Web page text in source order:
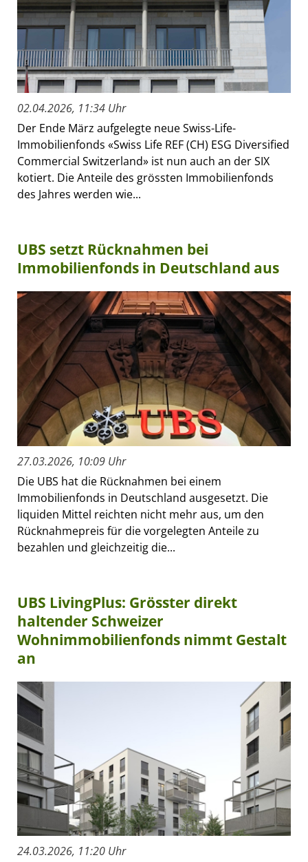
02.04.2026, 11:34 Uhr
Der Ende März aufgelegte neue Swiss-Life-
Immobilienfonds «Swiss Life REF (CH) ESG Diversified
Commercial Switzerland» ist nun auch an der SIX
kotiert. Die Anteile des grössten Immobilienfonds
des Jahres werden wie...
UBS setzt Rücknahmen bei
Immobilienfonds in Deutschland aus
27.03.2026, 10:09 Uhr
Die UBS hat die Rücknahmen bei einem
Immobilienfonds in Deutschland ausgesetzt. Die
liquiden Mittel reichten nicht mehr aus, um den
Rücknahmepreis für die vorgelegten Anteile zu
bezahlen und gleichzeitig die...
UBS LivingPlus: Grösster direkt
haltender Schweizer
Wohnimmobilienfonds nimmt Gestalt
an
24.03.2026, 11:20 Uhr